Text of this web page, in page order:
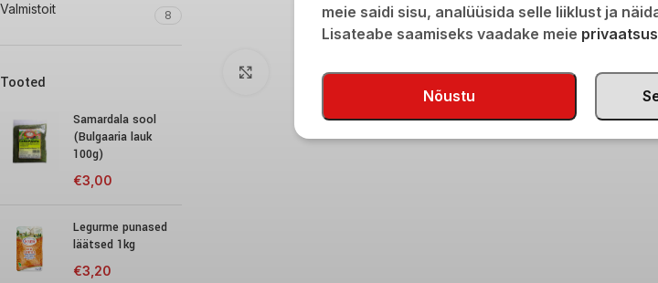
Valmistoit 8
Tooted
Samardala sool
(Bulgaaria lauk
100g)
€3,00
Legurme punased
läätsed 1kg
€3,20
Click to enlarge
meie saidi sisu, analüüsida selle liiklust ja
Lisateabe saamiseks vaadake meie
Nõustu